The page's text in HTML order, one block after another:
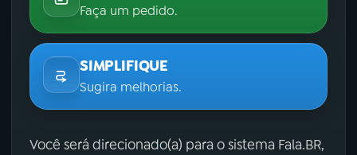
Faça um pedido.
SIMPLIFIQUE
Sugira melhorias.
Você será direcionado(a) para o sistema Fala.BR,